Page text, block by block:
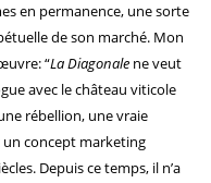
en permanence, une sorte
de son marché. Mon
“La Diagonale ne veut
avec le château viticole
rébellion, une vraie
un concept marketing
Depuis ce temps, il n’a